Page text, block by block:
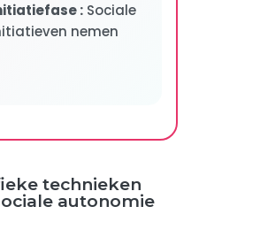
:Sociale
nemen
technieken
autonomie